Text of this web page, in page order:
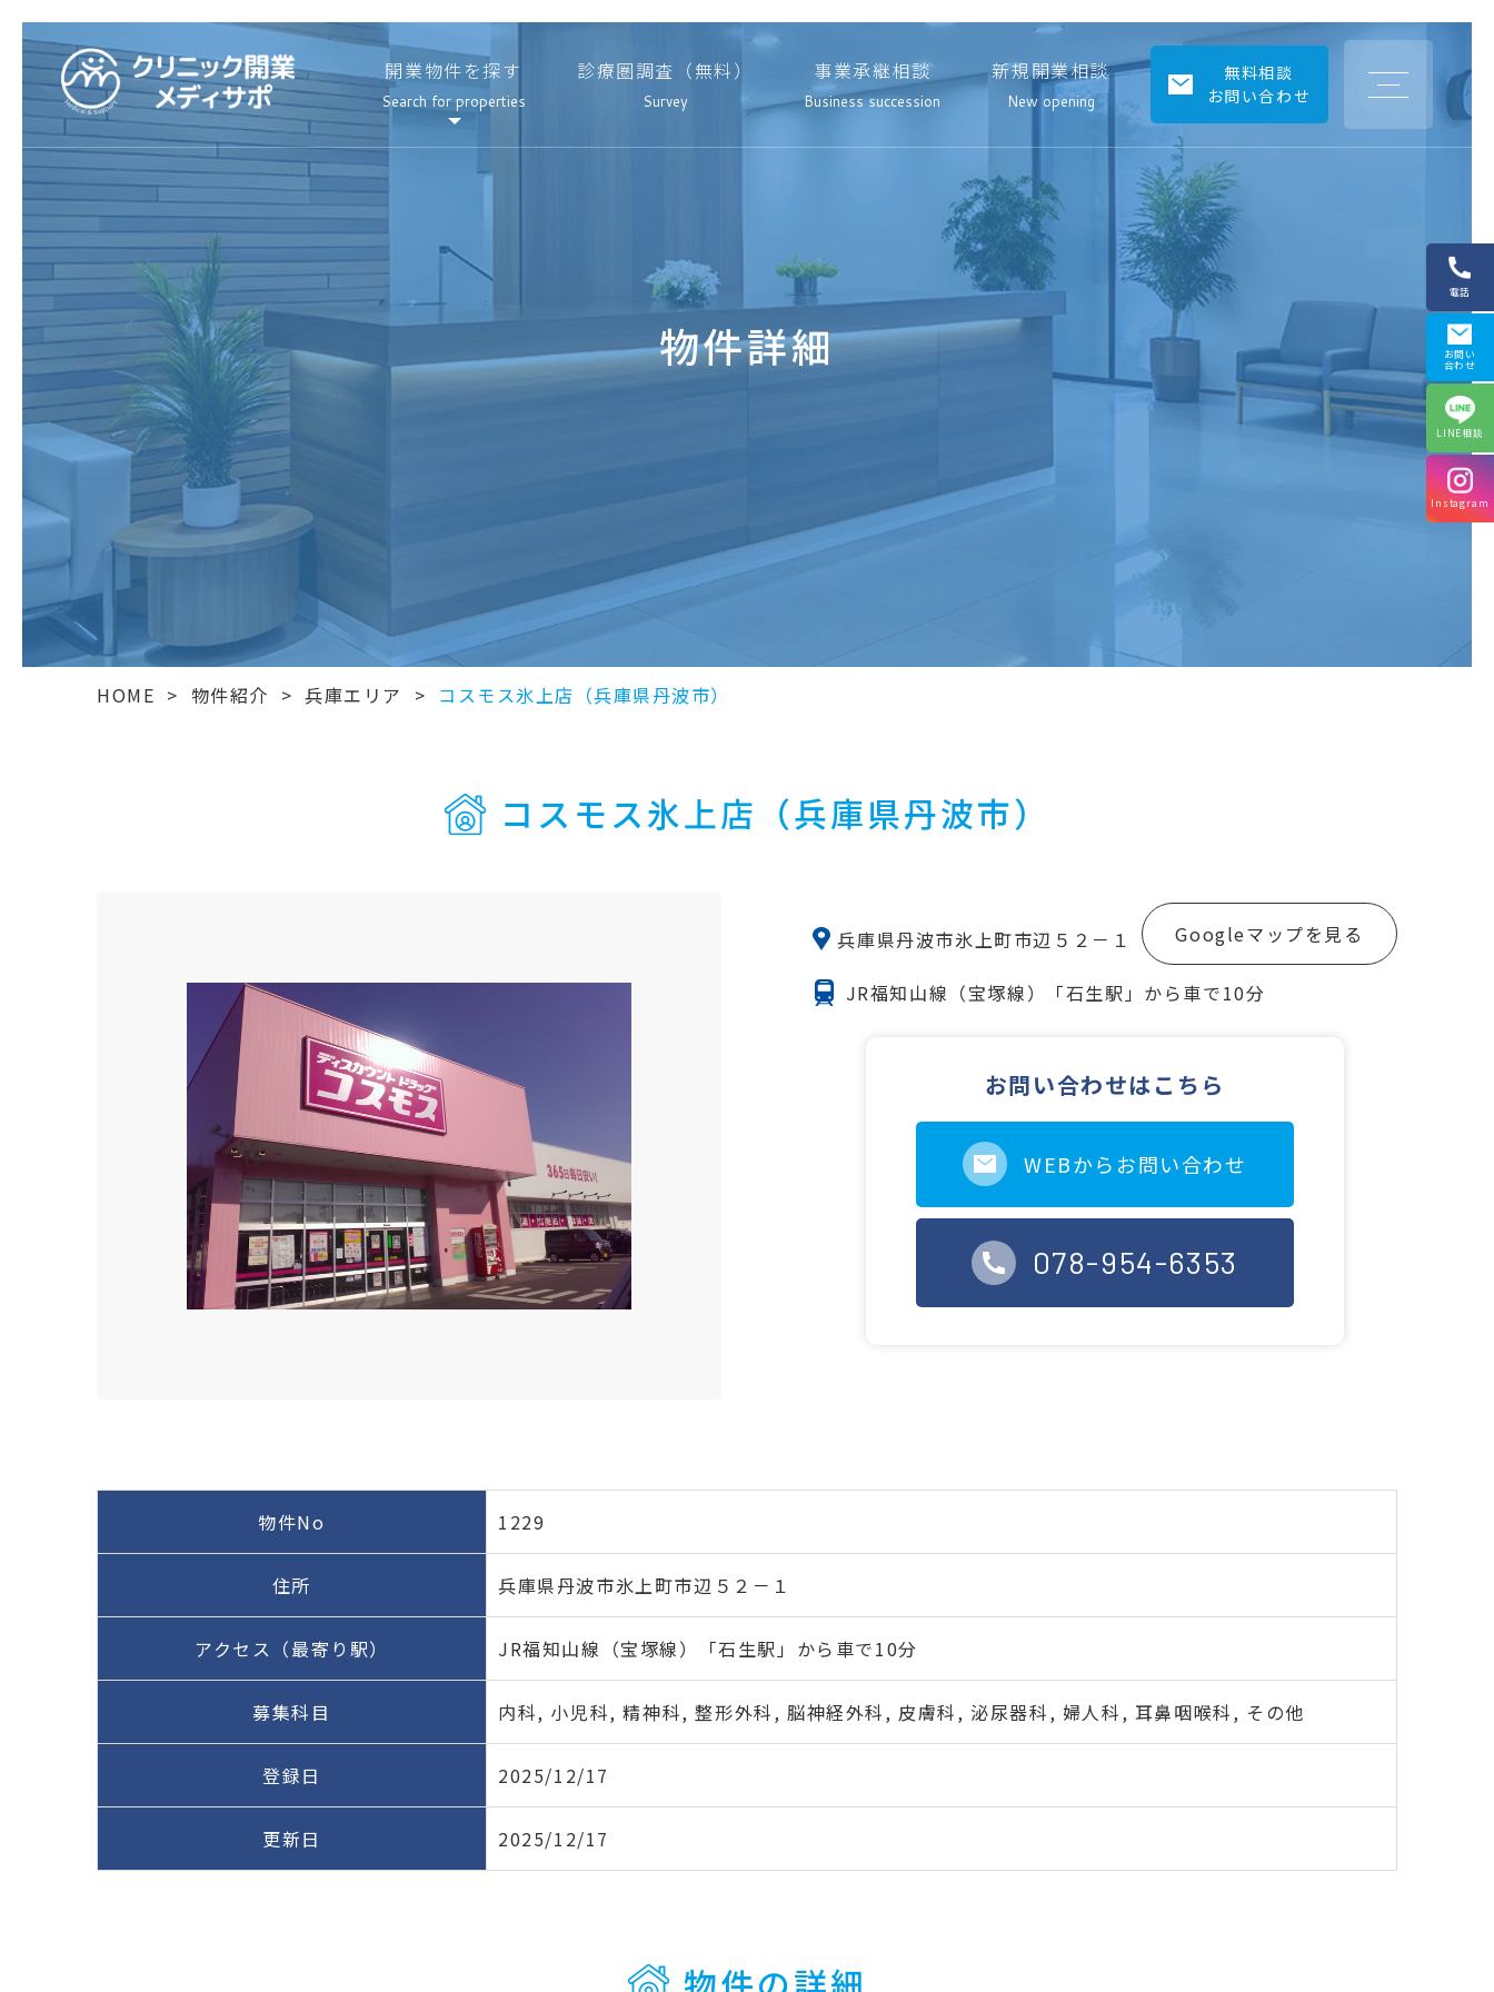
コ
上
店
（兵
庫
県
丹
波
市）
開業物件を探す
Search for properties
診療圏調査（無料）
Survey
事業承継相談
Business succession
新規開業相談
New opening
無料相談
お問い合わせ
物件詳細
HOME > 物件紹介 > 兵庫エリア > コスモス氷上店（兵庫県丹波市）
コスモス氷上店（兵庫県丹波市）
兵庫県丹波市氷上町市辺５２－１ Googleマップを見る
JR福知山線（宝塚線）「石生駅」から車で10分
お問い合わせはこちら
WEBからお問い合わせ
078-954-6353
物件No 1229
住所 兵庫県丹波市氷上町市辺５２－１
アクセス（最寄り駅） JR福知山線（宝塚線）「石生駅」から車で10分
募集科目 内科, 小児科, 精神科, 整形外科, 脳神経外科, 皮膚科, 泌尿器科, 婦人科, 耳鼻咽喉科, その他
登録日 2025/12/17
更新日 2025/12/17
電話
お問い
合わせ
LINE相談
Instagram